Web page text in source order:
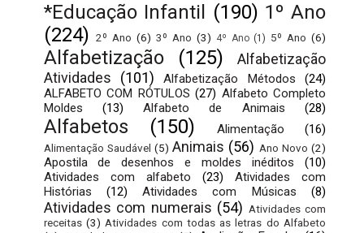
*Educação Infantil (190) 1º Ano
(224) 2º Ano (6) 3º Ano (3) 4º Ano (1) 5º Ano (6)
Alfabetização (125)
Alfabetização
Atividades
(101) Alfabetização Métodos
(24)
ALFABETO COM RÓTULOS (27) Alfabeto Completo
Moldes
(13) Alfabeto de Animais (28)
Alfabetos (150) Alimentação (16)
Alimentação Saudável (5) Animais (56) Ano Novo (2)
Apostila de desenhos e moldes inéditos
(10)
Atividades com alfabeto
(23)
Atividades com
Histórias
(12) Atividades com Músicas (8)
Atividades com numerais (54) Atividades com
receitas (3) Atividades com todas as letras do Alfabeto